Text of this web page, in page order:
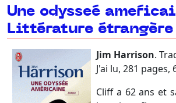
Une odysse´e
Littérature étrangère
Jim Harrison.
J'ai lu, 281 pages,
Cliff a 62 ans et